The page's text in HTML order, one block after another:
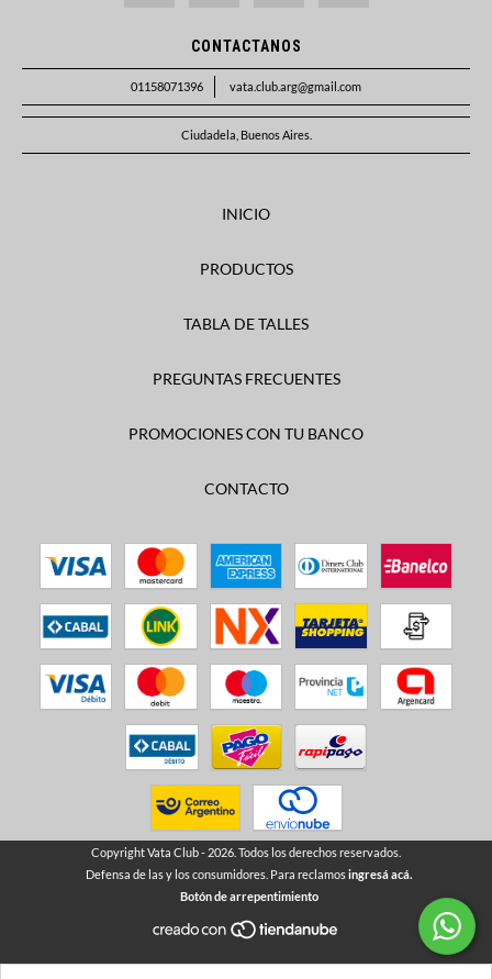
CONTACTANOS
01158071396 vata.club.arg@gmail.com
Ciudadela, Buenos Aires.
INICIO
PRODUCTOS
TABLA DE TALLES
PREGUNTAS FRECUENTES
PROMOCIONES CON TU BANCO
CONTACTO
Copyright Vata Club - 2026. Todos los derechos reservados.
Defensa de las y los consumidores. Para reclamosingresá acá.
Botón de arrepentimiento